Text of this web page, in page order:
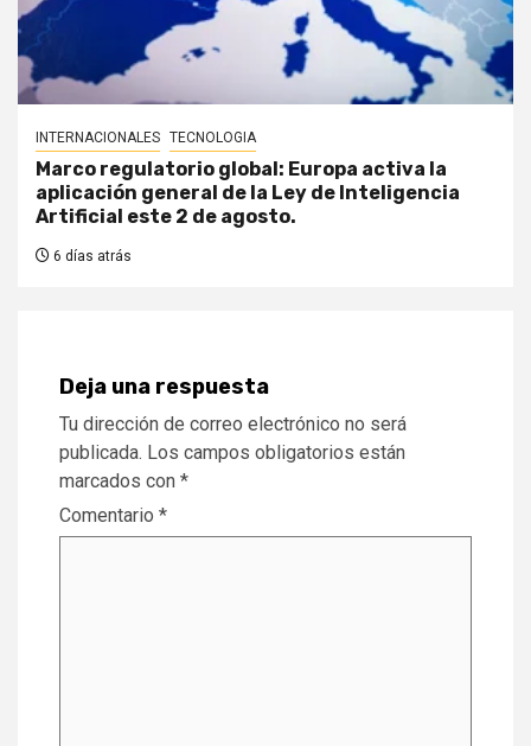
INTERNACIONALES TECNOLOGIA
Marco regulatorio global: Europa activa la
aplicación general de la Ley de Inteligencia
Artificial este 2 de agosto.
6 días atrás
Deja una respuesta
Tu dirección de correo electrónico no será
publicada. Los campos obligatorios están
marcados con *
Comentario *